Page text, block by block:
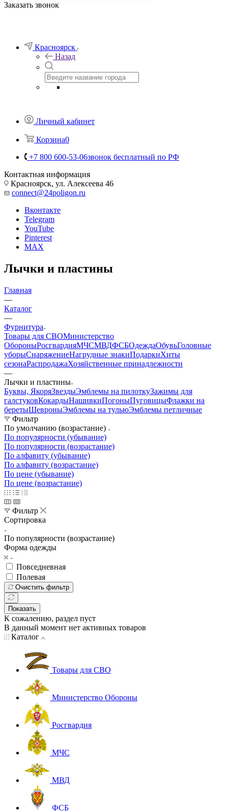
Заказать звонок
Красноярск
Назад
Личный кабинет
Корзина0
+7 800 600-53-06звонок бесплатный по РФ
Контактная информация
Красноярск, ул. Алексеева 46
connect@24poligon.ru
Вконтакте
Telegram
YouTube
Pinterest
MAX
Лычки и пластины
Главная
—
Каталог
—
Фурнитура
Товары для СВОМинистерство
ОбороныРосгвардияМЧСМВДФСБОдеждаОбувьГоловные
уборыСнаряжениеНагрудные знакиПодаркиХиты
сезонаРаспродажаХозяйственные принадлежности
—
Лычки и пластины
Буквы, ЯкоряЗвездыЭмблемы на пилоткуЗажимы для
галстуковКокардыНашивкиПогоныПуговицыФлажки на
беретыШевроныЭмблемы на тульюЭмблемы петличные
Фильтр
По умолчанию (возрастание)
По популярности (убывание)
По популярности (возрастание)
По алфавиту (убывание)
По алфавиту (возрастание)
По цене (убывание)
По цене (возрастание)
Фильтр
Сортировка
По популярности (возрастание)
Форма одежды
Повседневная
Полевая
Очистить фильтр
Показать
К сожалению, раздел пуст
В данный момент нет активных товаров
Каталог
Товары для СВО
Министерство Обороны
Росгвардия
МЧС
МВД
ФСБ